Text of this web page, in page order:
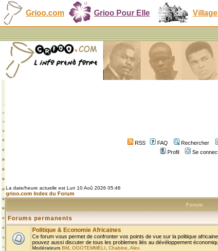
Grioo.com Grioo Pour Elle Village
RSS FAQ
Rechercher
Profil
Se
La date/heure actuelle est Lun 10 Aoû 2026 05:46
grioo.com Index du Forum
Forum
Forums permanents
Politique & Economie Africaines
Ce forum vous permet de confronter vos points de vue sur la politique
pouvez aussi discuter de tous les problemes liés au dévéloppement
Modérateurs BM OGOTEMMELI Chabine Alex